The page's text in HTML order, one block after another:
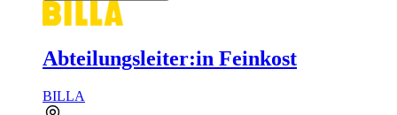
Abteilungsleiter:in Feinkost
BILLA